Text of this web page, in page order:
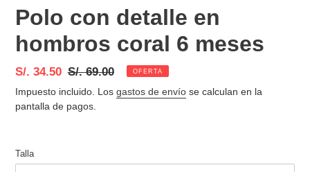
Polo con detalle en
hombros coral 6 meses
Precio
de
venta
S/. 34.50 Precio
habitual
S/. 69.00 OFERTA
Impuesto incluido. Los gastos de envío se calculan en la
pantalla de pagos.
Talla